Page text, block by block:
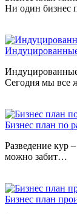
Ни один бизнес
Сегодня мы все
Бизнес план по
Разведение кур
можно забит…
Бизнес план